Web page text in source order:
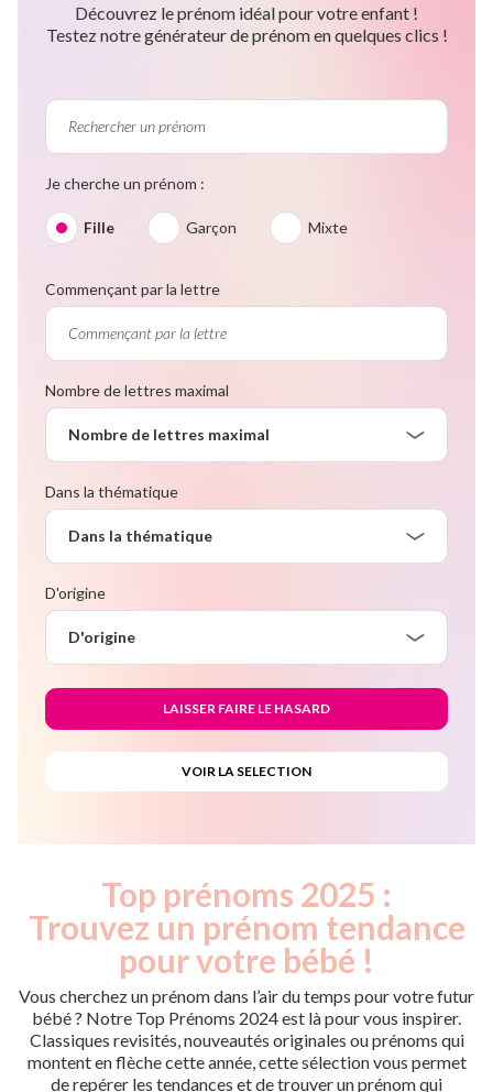
Découvrez le prénom idéal pour votre enfant !
Testez notre générateur de prénom en quelques clics !
Je cherche un prénom :
Fille Garçon Mixte
Commençant par la lettre
Nombre de lettres maximal
Nombre de lettres maximal
Dans la thématique
Dans la thématique
D'origine
D'origine
Top prénoms 2025 :
Trouvez un prénom tendance
pour votre bébé !
Vous cherchez un prénom dans l’air du temps pour votre futur
bébé ? Notre Top Prénoms 2024 est là pour vous inspirer.
Classiques revisités, nouveautés originales ou prénoms qui
montent en flèche cette année, cette sélection vous permet
de repérer les tendances et de trouver un prénom qui